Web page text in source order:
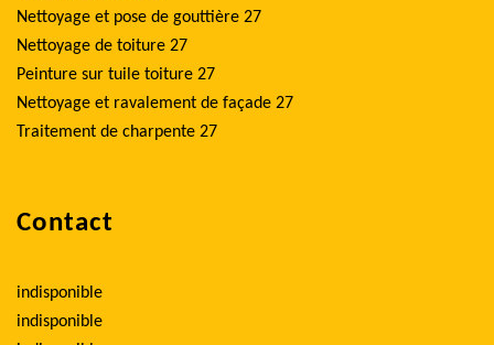
Nettoyage et pose de gouttière 27
Nettoyage de toiture 27
Peinture sur tuile toiture 27
Nettoyage et ravalement de façade 27
Traitement de charpente 27
Contact
indisponible
indisponible